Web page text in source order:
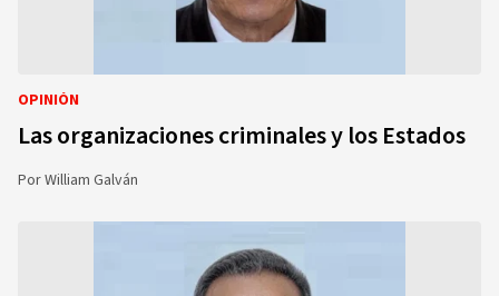
OPINIÓN
Las organizaciones criminales y los Estados
PorWilliam Galván